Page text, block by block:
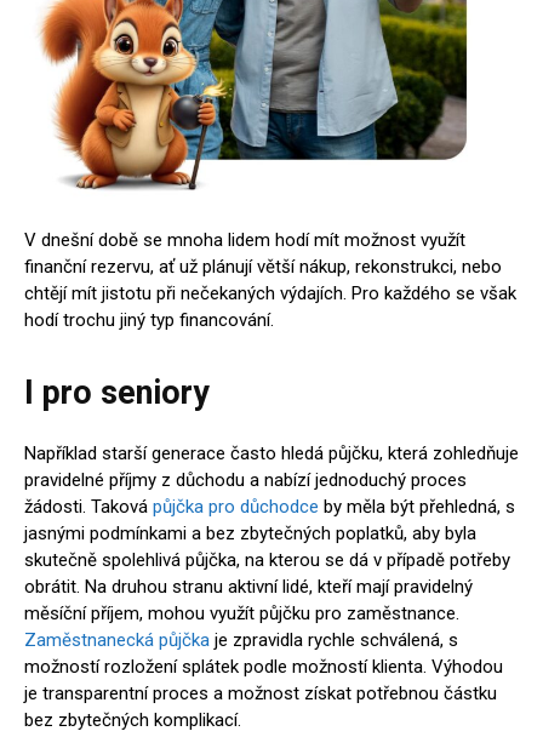
V dnešní době se mnoha lidem hodí mít možnost využít
finanční rezervu, ať už plánují větší nákup, rekonstrukci, nebo
chtějí mít jistotu při nečekaných výdajích. Pro každého se však
hodí trochu jiný typ financování.
I pro seniory
Například starší generace často hledá půjčku, která zohledňuje
pravidelné příjmy z důchodu a nabízí jednoduchý proces
žádosti. Taková půjčka pro důchodce by měla být přehledná, s
jasnými podmínkami a bez zbytečných poplatků, aby byla
skutečně spolehlivá půjčka, na kterou se dá v případě potřeby
obrátit. Na druhou stranu aktivní lidé, kteří mají pravidelný
měsíční příjem, mohou využít půjčku pro zaměstnance.
Zaměstnanecká půjčka je zpravidla rychle schválená, s
možností rozložení splátek podle možností klienta. Výhodou
je transparentní proces a možnost získat potřebnou částku
bez zbytečných komplikací.